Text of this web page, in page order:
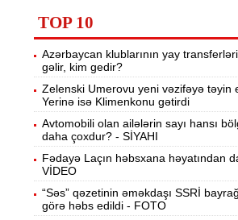
11:36
Əhalimizin yarısı bu xəstəlikdən
əziyyət çəkir -Səbəb
11:19
Azərbaycanda işçi axtarılır -
Əməkhaqqı 10 min manatdır
11:04
Kartdan istədiyiniz qədər
bilərsiniz -VİDEO
10:50
Ər-arvadın yanaraq ölməsinə
həbs edilən var - Evdən 15 min
oğurlanıb
TOP 10
Azərbaycan klublarının yay
gəlir, kim gedir?
Zelenski Umerovu yeni vəzifəyə təyin
Yerinə isə Klimenkonu gətirdi
Avtomobili olan ailələrin sayı hansı
daha çoxdur? - SİYAHI
Fədayə Laçın həbsxana həyatından
VİDEO
“Səs” qəzetinin əməkdaşı SSRİ
görə həbs edildi - FOTO